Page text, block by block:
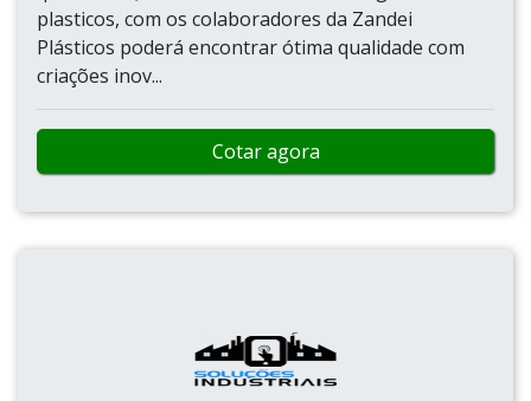
plasticos, com os colaboradores da Zandei
Plásticos poderá encontrar ótima qualidade com
criações inov...
Cotar agora